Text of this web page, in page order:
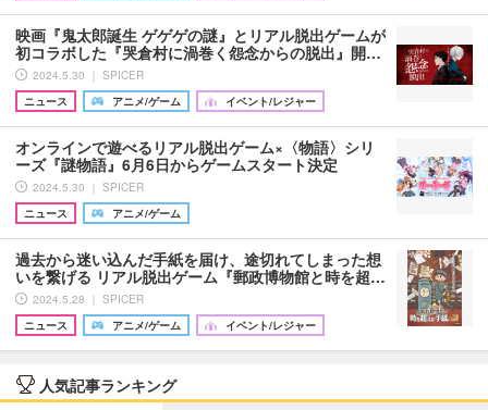
映画『鬼太郎誕生 ゲゲゲの謎』とリアル脱出ゲームが
初コラボした『哭倉村に渦巻く怨念からの脱出』開…
2024.5.30 ｜ SPICER
ニュース
アニメ/ゲーム イベント/レジャー
オンラインで遊べるリアル脱出ゲーム×〈物語〉シリ
ーズ『謎物語』6月6日からゲームスタート決定
2024.5.30 ｜ SPICER
ニュース
アニメ/ゲーム
過去から迷い込んだ手紙を届け、途切れてしまった想
いを繋げる リアル脱出ゲーム『郵政博物館と時を超…
2024.5.28 ｜ SPICER
ニュース
アニメ/ゲーム イベント/レジャー
人気記事ランキング